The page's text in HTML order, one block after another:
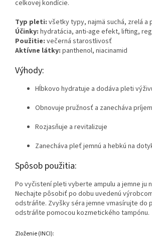
celkovej kondície.
Typ pleti: všetky typy, najmä suchá, zrelá a
Účinky: hydratácia, anti-age efekt, lifting,
Použitie: večerná starostlivosť
Aktívne látky: panthenol, niacinamid
Výhody:
Hĺbkovo hydratuje a dodáva pleti
Obnovuje pružnosť a zanecháva
Rozjasňuje a revitalizuje
Zanecháva pleť jemnú a hebkú na
Spôsob použitia:
Po vyčistení pleti vyberte ampulu a jemne ju
Nechajte pôsobiť po dobu uvedenú
odstráňte. Zvyšky séra jemne vmasírujte do
odstráňte pomocou kozmetického tampónu.
Zloženie (INCI):